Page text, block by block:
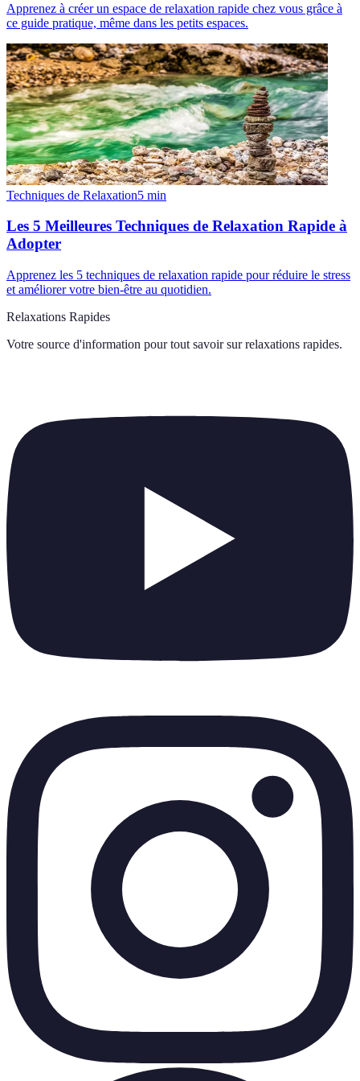
Apprenez à créer un espace de relaxation rapide chez vous grâce à
ce guide pratique, même dans les petits espaces.
Techniques de Relaxation5 min
Les 5 Meilleures Techniques de Relaxation Rapide à
Adopter
Apprenez les 5 techniques de relaxation rapide pour réduire le stress
et améliorer votre bien-être au quotidien.
Relaxations Rapides
Votre source d'information pour tout savoir sur relaxations rapides.